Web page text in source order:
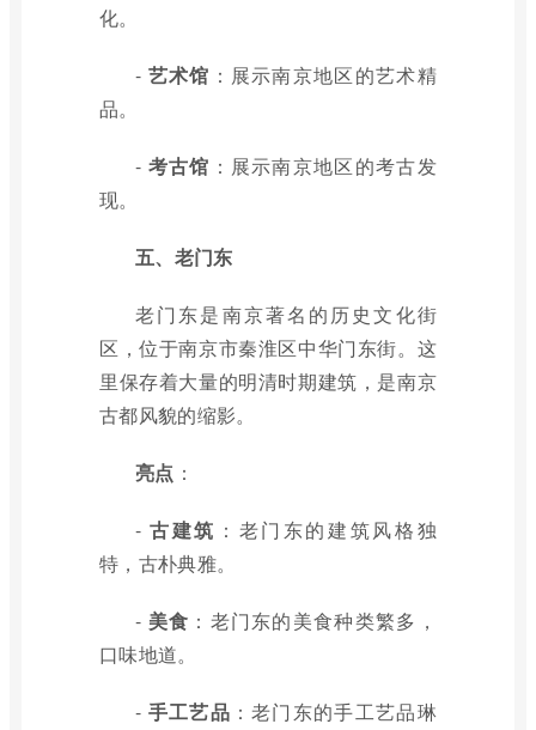
化。
- 艺术馆 ：展示南京地区的艺术精
品。
- 考古馆 ：展示南京地区的考古发
现。
五、老门东
老门东是南京著名的历史文化街
区，位于南京市秦淮区中华门东街。这
里保存着大量的明清时期建筑，是南京
古都风貌的缩影。
亮点 ：
- 古建筑 ：老门东的建筑风格独
特，古朴典雅。
- 美食 ：老门东的美食种类繁多，
口味地道。
- 手工艺品 ：老门东的手工艺品琳